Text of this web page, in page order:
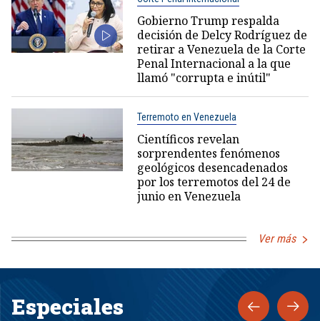
Gobierno Trump respalda
decisión de Delcy Rodríguez de
retirar a Venezuela de la Corte
Penal Internacional a la que
llamó "corrupta e inútil"
Terremoto en Venezuela
Científicos revelan
sorprendentes fenómenos
geológicos desencadenados
por los terremotos del 24 de
junio en Venezuela
Ver más
Especiales